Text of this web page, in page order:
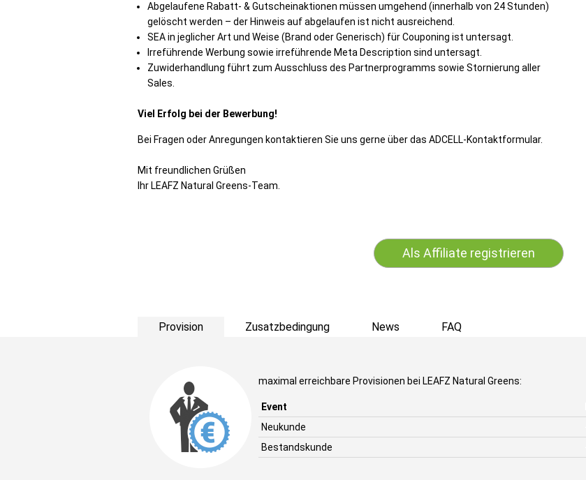
Abgelaufene Rabatt- & Gutscheinaktionen müssen umgehend (innerhalb von 24 Stunden)
gelöscht werden – der Hinweis auf abgelaufen ist nicht ausreichend.
SEA in jeglicher Art und Weise (Brand oder Generisch) für Couponing ist untersagt.
Irreführende Werbung sowie irreführende Meta Description sind untersagt.
Zuwiderhandlung führt zum Ausschluss des Partnerprogramms sowie Stornierung aller
Sales.
Viel Erfolg bei der Bewerbung!
Bei Fragen oder Anregungen kontaktieren Sie uns gerne über das ADCELL-Kontaktformular.
Mit freundlichen Grüßen
Ihr LEAFZ Natural Greens-Team.
Als Affiliate registrieren
Provision Zusatzbedingung News FAQ
maximal erreichbare Provisionen bei LEAFZ Natural Greens:
Event
Neukunde
Bestandskunde